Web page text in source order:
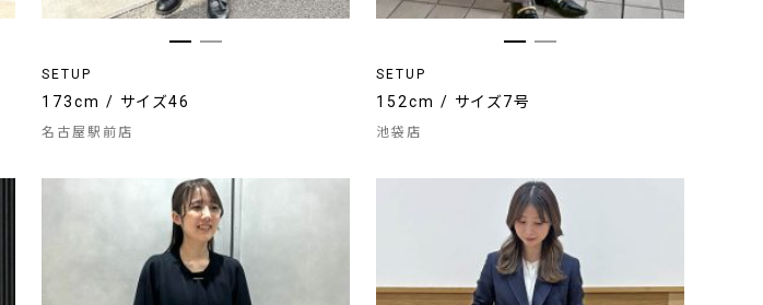
SETUP
173cm / サイズ46
名古屋駅前店
SETUP
152cm / サイズ7号
池袋店